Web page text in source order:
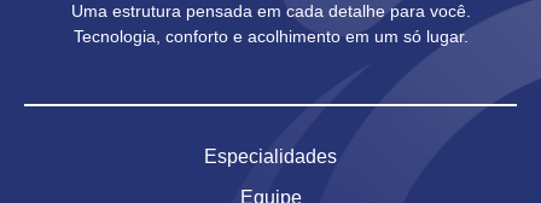
Uma estrutura pensada em cada detalhe para você.
Tecnologia, conforto e acolhimento em um só lugar.
Especialidades
Equipe